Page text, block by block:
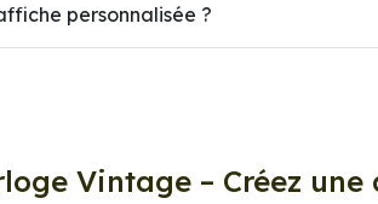
personnalisée ?
Vintage – Créez